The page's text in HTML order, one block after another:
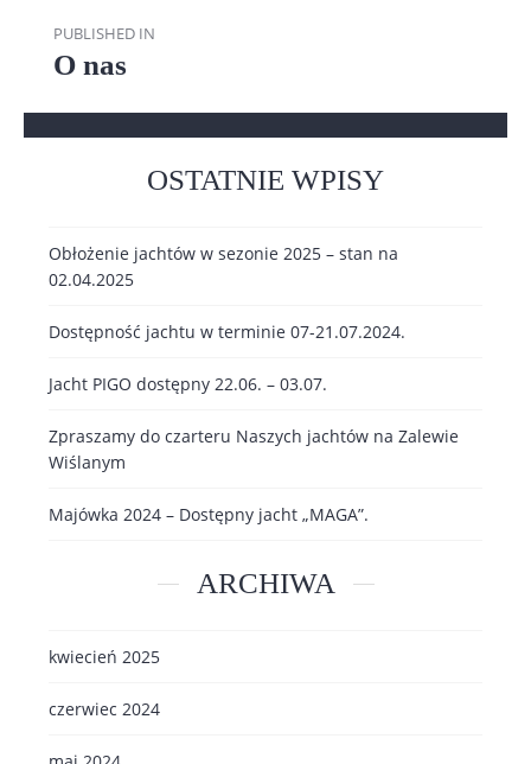
wpisu
PUBLISHED IN
O nas
OSTATNIE WPISY
Obłożenie jachtów w sezonie 2025 – stan na
02.04.2025
Dostępność jachtu w terminie 07-21.07.2024.
Jacht PIGO dostępny 22.06. – 03.07.
Zpraszamy do czarteru Naszych jachtów na Zalewie
Wiślanym
Majówka 2024 – Dostępny jacht „MAGA”.
ARCHIWA
kwiecień 2025
czerwiec 2024